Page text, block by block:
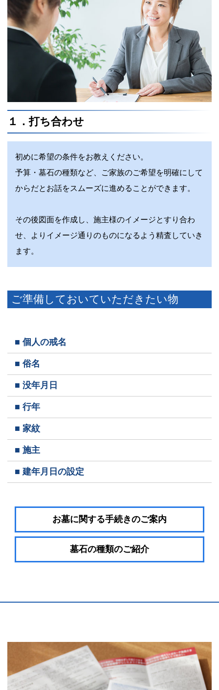
１．打ち合わせ
初めに希望の条件をお教えください。
予算・墓石の種類など、ご家族のご希望を明確にして
からだとお話をスムーズに進めることができます。
その後図面を作成し、施主様のイメージとすり合わ
せ、よりイメージ通りのものになるよう精査していき
ます。
ご準備しておいていただきたい物
■ 個人の戒名
■ 俗名
■ 没年月日
■ 行年
■ 家紋
■ 施主
■ 建年月日の設定
お墓に関する手続きのご案内
墓石の種類のご紹介